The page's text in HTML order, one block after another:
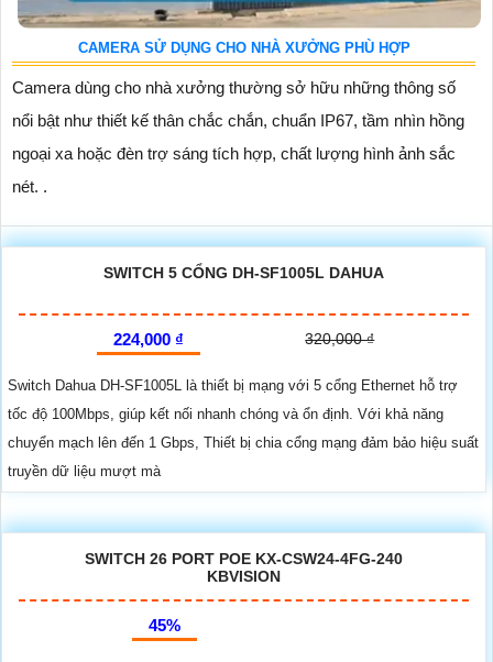
CAMERA SỬ DỤNG CHO NHÀ XƯỞNG PHÙ HỢP
Camera dùng cho nhà xưởng thường sở hữu những thông số
nổi bật như thiết kế thân chắc chắn, chuẩn IP67, tầm nhìn hồng
ngoại xa hoặc đèn trợ sáng tích hợp, chất lượng hình ảnh sắc
nét. .
SWITCH 5 CỔNG DH-SF1005L DAHUA
224,000 ₫ 320,000 ₫
Switch Dahua DH-SF1005L là thiết bị mạng với 5 cổng Ethernet hỗ trợ
tốc độ 100Mbps, giúp kết nối nhanh chóng và ổn định. Với khả năng
chuyển mạch lên đến 1 Gbps, Thiết bị chia cổng mạng đảm bảo hiệu suất
truyền dữ liệu mượt mà
SWITCH 26 PORT POE KX-CSW24-4FG-240
KBVISION
45%